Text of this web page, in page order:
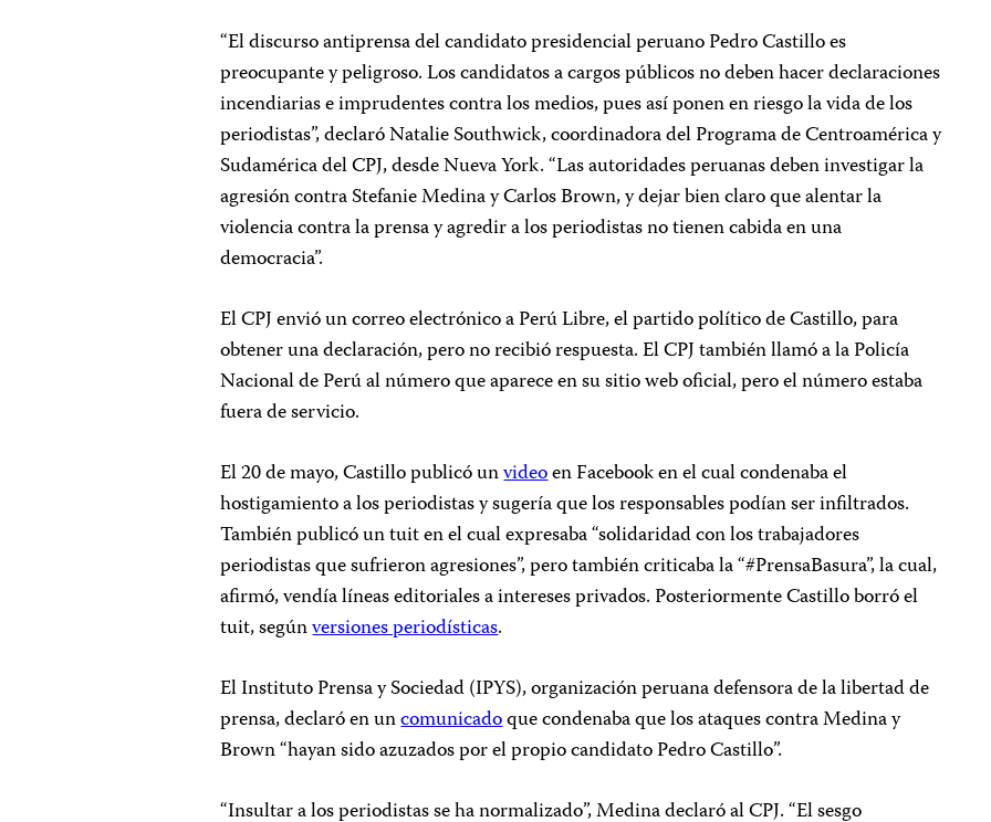
“El discurso antiprensa del candidato presidencial peruano Pedro Castillo es
preocupante y peligroso. Los candidatos a cargos públicos no deben hacer declaraciones
incendiarias e imprudentes contra los medios, pues así ponen en riesgo la vida de los
periodistas”, declaró Natalie Southwick, coordinadora del Programa de Centroamérica y
Sudamérica del CPJ, desde Nueva York. “Las autoridades peruanas deben investigar la
agresión contra Stefanie Medina y Carlos Brown, y dejar bien claro que alentar la
violencia contra la prensa y agredir a los periodistas no tienen cabida en una
democracia”.
El CPJ envió un correo electrónico a Perú Libre, el partido político de Castillo, para
obtener una declaración, pero no recibió respuesta. El CPJ también llamó a la Policía
Nacional de Perú al número que aparece en su sitio web oficial, pero el número estaba
fuera de servicio.
El 20 de mayo, Castillo publicó unvideoen Facebook en el cual condenaba el
hostigamiento a los periodistas y sugería que los responsables podían ser infiltrados.
También publicó un tuit en el cual expresaba “solidaridad con los trabajadores
periodistas que sufrieron agresiones”, pero también criticaba la “#PrensaBasura”, la cual,
afirmó, vendía líneas editoriales a intereses privados. Posteriormente Castillo borró el
tuit, segúnversiones periodísticas.
El Instituto Prensa y Sociedad (IPYS), organización peruana defensora de la libertad de
prensa, declaró en uncomunicadoque condenaba que los ataques contra Medina y
Brown “hayan sido azuzados por el propio candidato Pedro Castillo”.
“Insultar a los periodistas se ha normalizado”, Medina declaró al CPJ. “El sesgo